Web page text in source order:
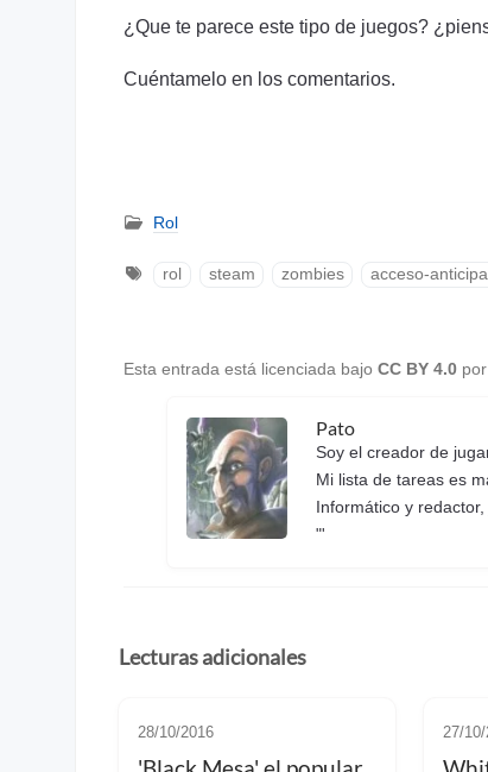
¿Que te parece este tipo de juegos?
Cuéntamelo en los comentarios.
Rol
rol steam zombies acceso-
Esta entrada está licenciada bajo CC BY 4.0
Pato
Soy el creador de
Mi lista de tareas es
Informático y
"'
Lecturas adicionales
28/10/2016 27/